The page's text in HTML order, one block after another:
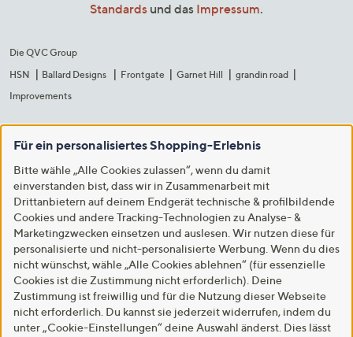
Standards und das Impressum.
Die QVC Group
HSN
Ballard Designs Frontgate Garnet Hill
grandin road
Improvements
Für ein personalisiertes Shopping-Erlebnis
Bitte wähle „Alle Cookies zulassen“, wenn du damit
einverstanden bist, dass wir in Zusammenarbeit mit
Drittanbietern auf deinem Endgerät technische & profilbildende
Cookies und andere Tracking-Technologien zu Analyse- &
Marketingzwecken einsetzen und auslesen. Wir nutzen diese für
personalisierte und nicht-personalisierte Werbung. Wenn du dies
nicht wünschst, wähle „Alle Cookies ablehnen“ (für essenzielle
Cookies ist die Zustimmung nicht erforderlich). Deine
Zustimmung ist freiwillig und für die Nutzung dieser Webseite
nicht erforderlich. Du kannst sie jederzeit widerrufen, indem du
unter „Cookie-Einstellungen“ deine Auswahl änderst. Dies lässt